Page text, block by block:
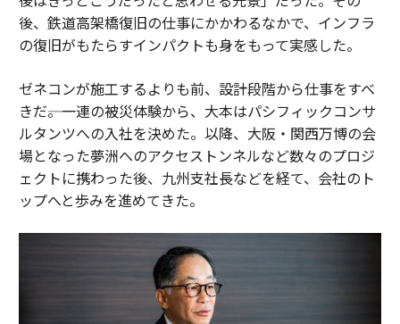
後、鉄道高架橋復旧の仕事にかかわるなかで、インフラ
の復旧がもたらすインパクトも身をもって実感した。
ゼネコンが施工するよりも前、設計段階から仕事をすべ
きだ――。一連の被災体験から、大本はパシフィックコンサ
ルタンツへの入社を決めた。以降、大阪・関西万博の会
場となった夢洲へのアクセストンネルなど数々のプロジ
ェクトに携わった後、九州支社長などを経て、会社のト
ップへと歩みを進めてきた。